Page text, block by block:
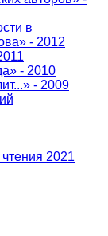
в
- 2012
- 2010
- 2009
2021